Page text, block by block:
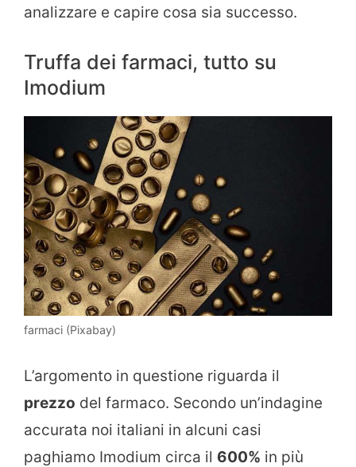
analizzare e capire cosa sia successo.
Truffa dei farmaci, tutto su
Imodium
farmaci (Pixabay)
L’argomento in questione riguarda il
prezzo del farmaco. Secondo un’indagine
accurata noi italiani in alcuni casi
paghiamo Imodium circa il 600% in più